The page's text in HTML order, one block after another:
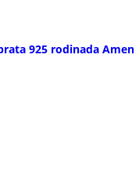
925 rodinada Amen